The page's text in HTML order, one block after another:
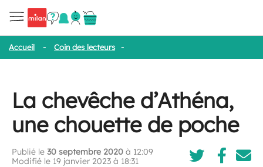
Accueil - Coin des lecteurs -
La chevêche d’Athéna,
une chouette de poche
Publié le 30 septembre 2020 à 12:09
Modifié le 19 janvier 2023 à 18:31